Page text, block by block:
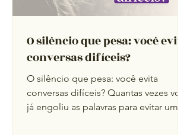
O silêncio que pesa: você evita
conversas difíceis?
O silêncio que pesa: você evita
conversas difíceis? Quantas vezes você
já engoliu as palavras para evitar um